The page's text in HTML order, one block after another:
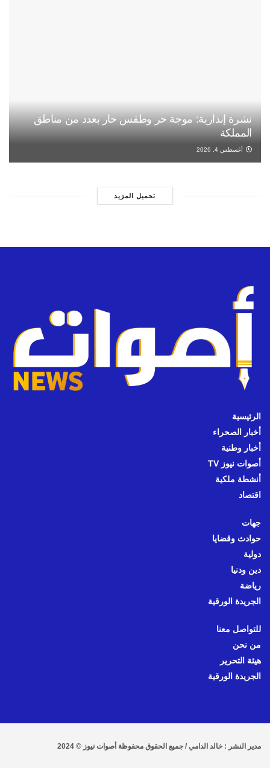
نشرة إنذارية: موجة حر وطقس حار بعدد من مناطق
المملكة
أغسطس 4, 2026
تحميل المزيد
الرئيسية
أخبار الصحراء
أخبار وطنية
أصوات نيوز TV
أنشطة ملكية
اقتصاد
جهات
حوادث وقضايا
دولية
دين ودنيا
رياضة
الجريدة الورقية
للتواصل معنا
من نحن
هيئة التحرير
الجريدة الورقية
مدير النشر : خالد الدامي / جميع الحقوق محفوظة أصوات نيوز © 2024